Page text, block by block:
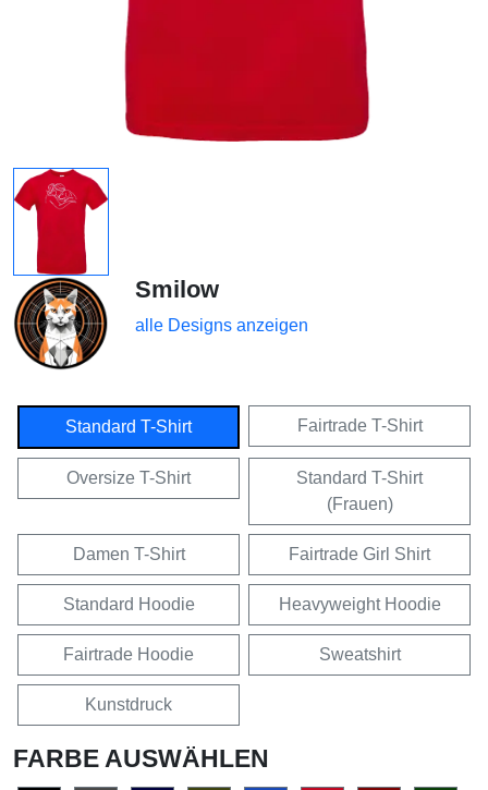
Smilow
alle Designs anzeigen
Standard T-Shirt Fairtrade T-Shirt
Oversize T-Shirt
Standard T-Shirt
(Frauen)
Damen T-Shirt Fairtrade Girl Shirt
Standard Hoodie Heavyweight Hoodie
Fairtrade Hoodie Sweatshirt
Kunstdruck
FARBE AUSWÄHLEN